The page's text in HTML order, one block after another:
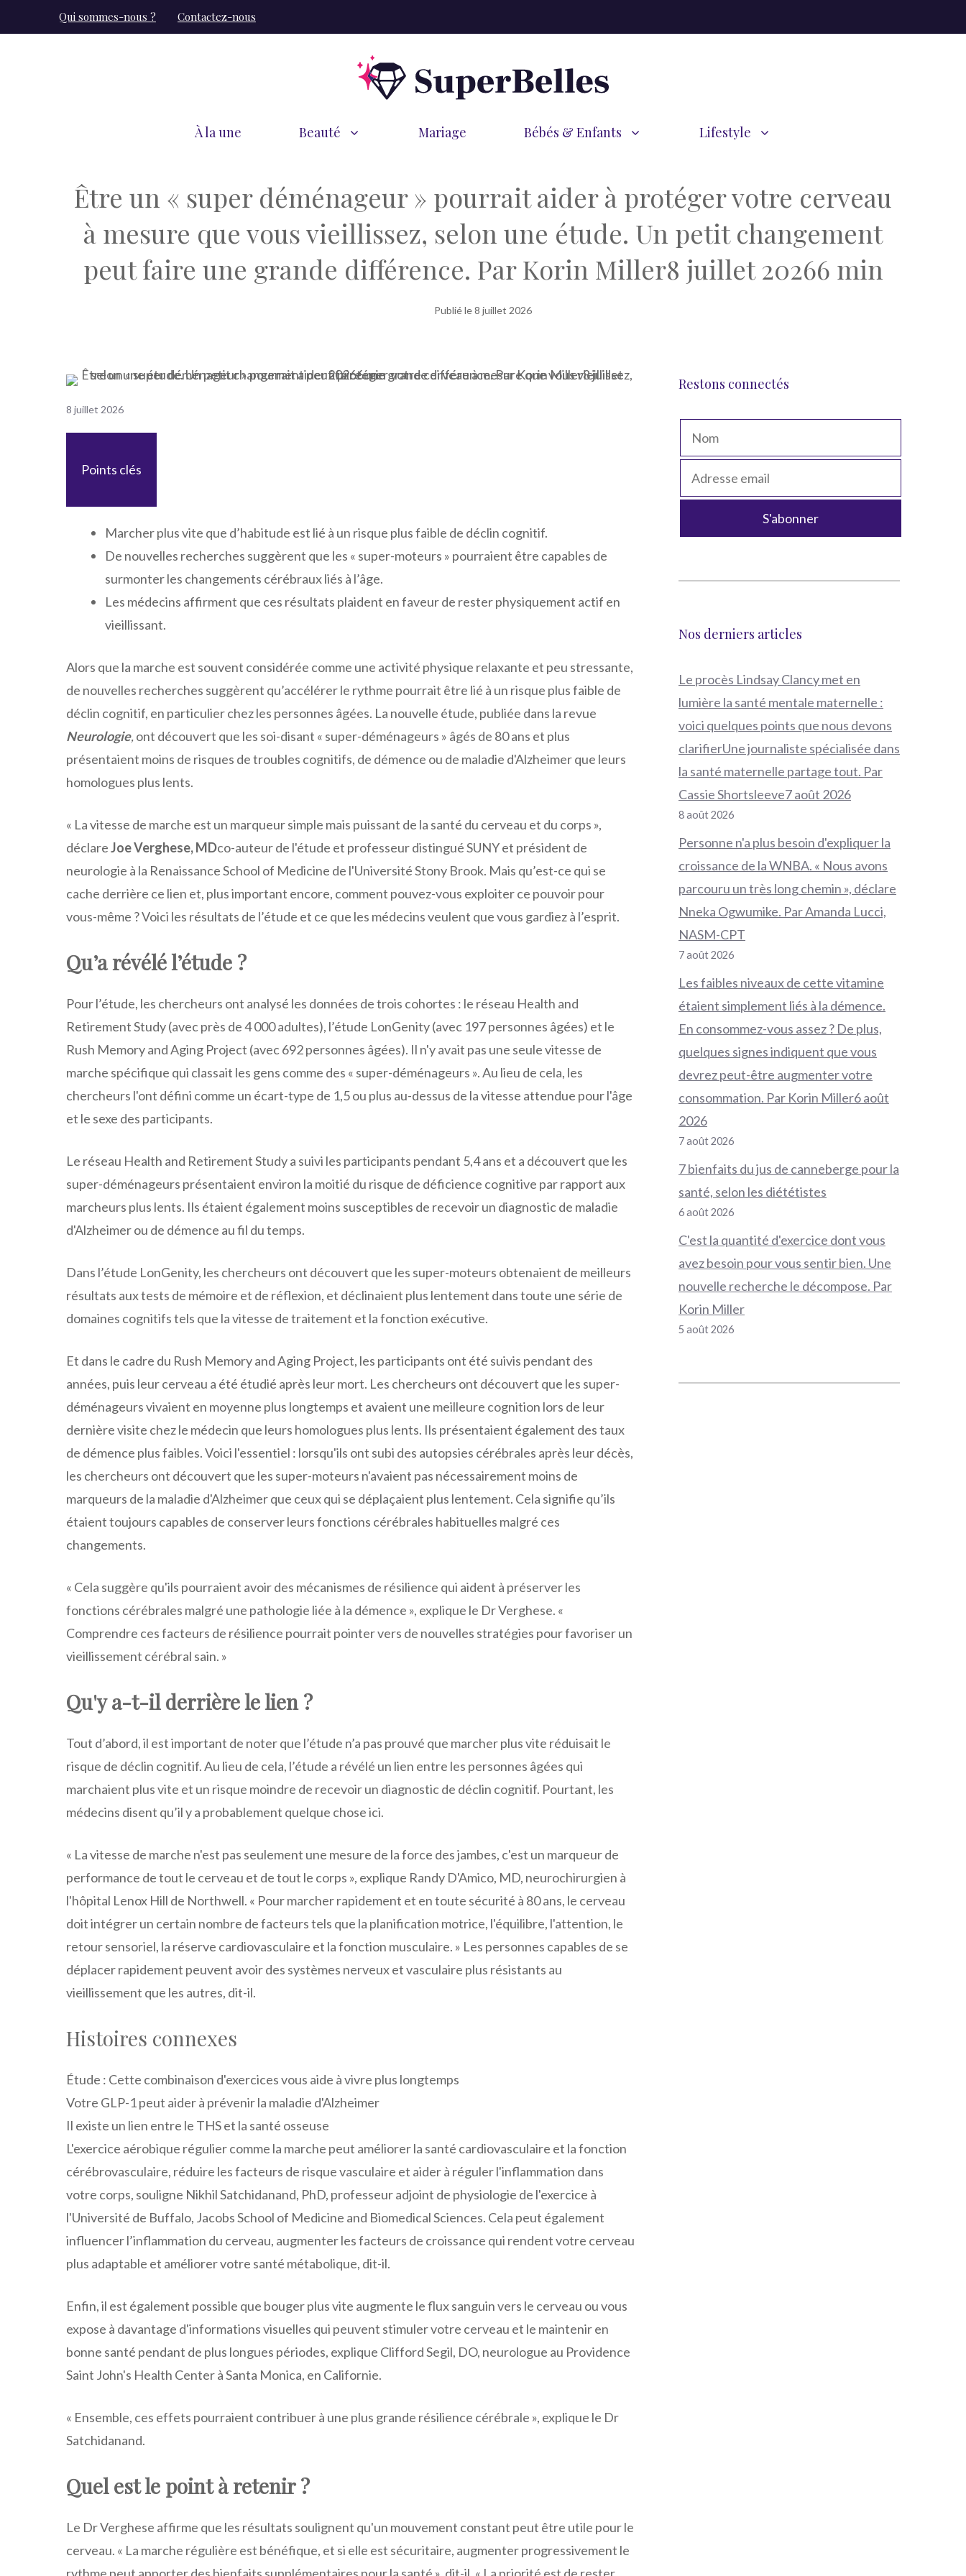
au
Qui sommes-nous ? Contactez-nous
À la une Beauté Mariage Bébés & Enfants Lifestyle
Être un « super déménageur » pourrait aider à protéger votre cerveau
à mesure que vous vieillissez, selon une étude. Un petit changement
peut faire une grande différence. Par Korin Miller8 juillet 20266 min
Publié le8 juillet 2026
8 juillet 2026
Points clés
Marcher plus vite que d’habitude est lié à un risque plus faible de déclin cognitif.
De nouvelles recherches suggèrent que les « super-moteurs » pourraient être capables de
surmonter les changements cérébraux liés à l’âge.
Les médecins affirment que ces résultats plaident en faveur de rester physiquement actif en
vieillissant.
Alors que la marche est souvent considérée comme une activité physique relaxante et peu stressante,
de nouvelles recherches suggèrent qu’accélérer le rythme pourrait être lié à un risque plus faible de
déclin cognitif, en particulier chez les personnes âgées. La nouvelle étude, publiée dans la revue
Neurologie,ont découvert que les soi-disant « super-déménageurs » âgés de 80 ans et plus
présentaient moins de risques de troubles cognitifs, de démence ou de maladie d'Alzheimer que leurs
homologues plus lents.
« La vitesse de marche est un marqueur simple mais puissant de la santé du cerveau et du corps »,
déclareJoe Verghese, MDco-auteur de l'étude et professeur distingué SUNY et président de
neurologie à la Renaissance School of Medicine de l'Université Stony Brook. Mais qu’est-ce qui se
cache derrière ce lien et, plus important encore, comment pouvez-vous exploiter ce pouvoir pour
vous-même ? Voici les résultats de l’étude et ce que les médecins veulent que vous gardiez à l’esprit.
Qu’a révélé l’étude ?
Pour l’étude, les chercheurs ont analysé les données de trois cohortes : le réseau Health and
Retirement Study (avec près de 4 000 adultes), l’étude LonGenity (avec 197 personnes âgées) et le
Rush Memory and Aging Project (avec 692 personnes âgées). Il n'y avait pas une seule vitesse de
marche spécifique qui classait les gens comme des « super-déménageurs ». Au lieu de cela, les
chercheurs l'ont défini comme un écart-type de 1,5 ou plus au-dessus de la vitesse attendue pour l'âge
et le sexe des participants.
Le réseau Health and Retirement Study a suivi les participants pendant 5,4 ans et a découvert que les
super-déménageurs présentaient environ la moitié du risque de déficience cognitive par rapport aux
marcheurs plus lents. Ils étaient également moins susceptibles de recevoir un diagnostic de maladie
d'Alzheimer ou de démence au fil du temps.
Dans l’étude LonGenity, les chercheurs ont découvert que les super-moteurs obtenaient de meilleurs
résultats aux tests de mémoire et de réflexion, et déclinaient plus lentement dans toute une série de
domaines cognitifs tels que la vitesse de traitement et la fonction exécutive.
Et dans le cadre du Rush Memory and Aging Project, les participants ont été suivis pendant des
années, puis leur cerveau a été étudié après leur mort. Les chercheurs ont découvert que les super-
déménageurs vivaient en moyenne plus longtemps et avaient une meilleure cognition lors de leur
dernière visite chez le médecin que leurs homologues plus lents. Ils présentaient également des taux
de démence plus faibles. Voici l'essentiel : lorsqu'ils ont subi des autopsies cérébrales après leur décès,
les chercheurs ont découvert que les super-moteurs n'avaient pas nécessairement moins de
marqueurs de la maladie d'Alzheimer que ceux qui se déplaçaient plus lentement. Cela signifie qu’ils
étaient toujours capables de conserver leurs fonctions cérébrales habituelles malgré ces
changements.
« Cela suggère qu'ils pourraient avoir des mécanismes de résilience qui aident à préserver les
fonctions cérébrales malgré une pathologie liée à la démence », explique le Dr Verghese. «
Comprendre ces facteurs de résilience pourrait pointer vers de nouvelles stratégies pour favoriser un
vieillissement cérébral sain. »
Qu'y a-t-il derrière le lien ?
Tout d’abord, il est important de noter que l’étude n’a pas prouvé que marcher plus vite réduisait le
risque de déclin cognitif. Au lieu de cela, l’étude a révélé un lien entre les personnes âgées qui
marchaient plus vite et un risque moindre de recevoir un diagnostic de déclin cognitif. Pourtant, les
médecins disent qu’il y a probablement quelque chose ici.
« La vitesse de marche n'est pas seulement une mesure de la force des jambes, c'est un marqueur de
performance de tout le cerveau et de tout le corps », explique Randy D'Amico, MD, neurochirurgien à
l'hôpital Lenox Hill de Northwell. « Pour marcher rapidement et en toute sécurité à 80 ans, le cerveau
doit intégrer un certain nombre de facteurs tels que la planification motrice, l'équilibre, l'attention, le
retour sensoriel, la réserve cardiovasculaire et la fonction musculaire. » Les personnes capables de se
déplacer rapidement peuvent avoir des systèmes nerveux et vasculaire plus résistants au
vieillissement que les autres, dit-il.
Histoires connexes
Étude : Cette combinaison d'exercices vous aide à vivre plus longtemps
Votre GLP-1 peut aider à prévenir la maladie d'Alzheimer
Il existe un lien entre le THS et la santé osseuse
L'exercice aérobique régulier comme la marche peut améliorer la santé cardiovasculaire et la fonction
cérébrovasculaire, réduire les facteurs de risque vasculaire et aider à réguler l'inflammation dans
votre corps, souligne Nikhil Satchidanand, PhD, professeur adjoint de physiologie de l'exercice à
l'Université de Buffalo, Jacobs School of Medicine and Biomedical Sciences. Cela peut également
influencer l’inflammation du cerveau, augmenter les facteurs de croissance qui rendent votre cerveau
plus adaptable et améliorer votre santé métabolique, dit-il.
Enfin, il est également possible que bouger plus vite augmente le flux sanguin vers le cerveau ou vous
expose à davantage d'informations visuelles qui peuvent stimuler votre cerveau et le maintenir en
bonne santé pendant de plus longues périodes, explique Clifford Segil, DO, neurologue au Providence
Saint John's Health Center à Santa Monica, en Californie.
« Ensemble, ces effets pourraient contribuer à une plus grande résilience cérébrale », explique le Dr
Satchidanand.
Quel est le point à retenir ?
Le Dr Verghese affirme que les résultats soulignent qu'un mouvement constant peut être utile pour le
cerveau. « La marche régulière est bénéfique, et si elle est sécuritaire, augmenter progressivement le
rythme peut apporter des bienfaits supplémentaires pour la santé », dit-il. « La priorité est de rester
Restons connectés
Nos derniers articles
Le procès Lindsay Clancy met en
lumière la santé mentale maternelle :
voici quelques points que nous devons
clarifierUne journaliste spécialisée dans
la santé maternelle partage tout. Par
Cassie Shortsleeve7 août 2026
8 août 2026
Personne n'a plus besoin d'expliquer la
croissance de la WNBA. « Nous avons
parcouru un très long chemin », déclare
Nneka Ogwumike. Par Amanda Lucci,
NASM-CPT
7 août 2026
Les faibles niveaux de cette vitamine
étaient simplement liés à la démence.
En consommez-vous assez ? De plus,
quelques signes indiquent que vous
devrez peut-être augmenter votre
consommation. Par Korin Miller6 août
2026
7 août 2026
7 bienfaits du jus de canneberge pour la
santé, selon les diététistes
6 août 2026
C'est la quantité d'exercice dont vous
avez besoin pour vous sentir bien. Une
nouvelle recherche le décompose. Par
Korin Miller
5 août 2026